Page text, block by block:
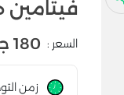
فيتامين هـ
السعر : 180 جنيه
زمن